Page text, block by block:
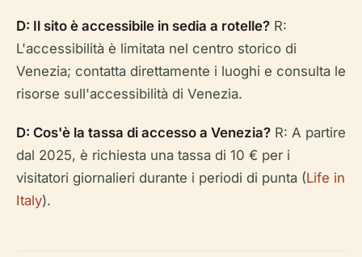
D: Il sito è accessibile in sedia a rotelle? R:
L'accessibilità è limitata nel centro storico di
Venezia; contatta direttamente i luoghi e consulta le
risorse sull'accessibilità di Venezia.
D: Cos'è la tassa di accesso a Venezia? R: A partire
dal 2025, è richiesta una tassa di 10 € per i
visitatori giornalieri durante i periodi di punta (Life in
Italy).